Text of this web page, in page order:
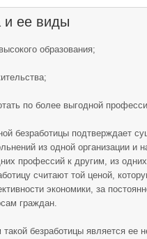
и ее виды
образования;
по более выгодной
безработицы подтверждает
из одной организации и
профессий к другим, из
считают той ценой,
экономики, за
граждан.
такой безработицы является